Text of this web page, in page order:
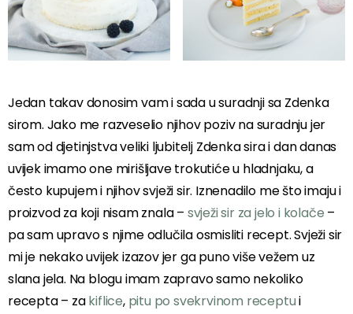
Jedan takav donosim vam i sada u suradnji sa Zdenka
sirom. Jako me razveselio njihov poziv na suradnju jer
sam od djetinjstva veliki ljubitelj Zdenka sira i dan danas
uvijek imamo one mirišljave trokutiće u hladnjaku, a
često kupujem i njihov svježi sir. Iznenadilo me što imaju i
proizvod za koji nisam znala – svježi sir za jelo i kolače –
pa sam upravo s njime odlučila osmisliti recept. Svježi sir
mi je nekako uvijek izazov jer ga puno više vežem uz
slana jela. Na blogu imam zapravo samo nekoliko
recepta – zakiflice, pitu po svekrvinom receptui